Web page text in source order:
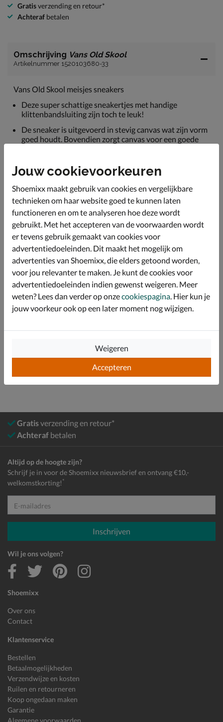
Gratisverzending en retour*
Achteraf betalen
Omschrijving Vans Old Skool
Artikelnummer 1520103680-33
Vans Old Skool meisjes sneakers
Deze super schattige sneakertjes met handige
klittenbandsluiting zijn toch te leuk!
De sneaker is uitgevoerd in stevig canvas wat zijn vorm
goed houdt. Bovendien zorgt canvas voor een goede
Gevoerd met badstof. Dit zachte textiel biedt een
comfortabel draaggevoel wat ideaal is voor de
Bevat een foam voetbed waardoor de schoen voor een
lichte demping zorgt tijdens het lopen.
Afgewerkt met de bekende wafel-zool die uitstekende
grip en stabiliteit geeft.
Specificaties
Bekijk meer
Klittenbandschoenen
Gratisverzending en retour*
Achteraf betalen
Shoemixx
Over ons
Contact
Klantenservice
Bestellen
Betaalmogelijkheden
Verzendwijze en kosten
Ruilen en retourneren
Koop ongedaan maken
Garantie
Altijd op de hoogte zijn?
Schrijf je in voor de Shoemixx nieuwsbrief en ontvang €10,-
welkomstkorting! *
E-mailadres
Inschrijven
Wil je ons volgen?
Jouw cookievoorkeuren
Shoemixx maakt gebruik van cookies en vergelijkbare
technieken om haar website goed te kunnen laten
functioneren en om te analyseren hoe deze wordt
gebruikt. Met het accepteren van de voorwaarden wordt
er tevens gebruik gemaakt van cookies voor
advertentiedoeleinden. Dit maakt het mogelijk om
advertenties van Shoemixx, die elders getoond worden,
voor jou relevanter te maken. Je kunt de cookies voor
advertentiedoeleinden indien gewenst weigeren. Meer
weten? Lees dan verder op onzecookiespagina . Hier kun je
jouw voorkeur ook op een later moment nog wijzigen.
Accepteren
Weigeren